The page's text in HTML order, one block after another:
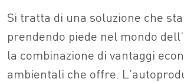
Si tratta di una soluzione che
prendendo piede nel mondo
la combinazione di vantaggi
ambientali che offre.